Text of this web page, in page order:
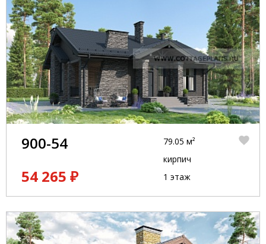
900-54
54 265 ₽
79.05 м²
кирпич
1 этаж